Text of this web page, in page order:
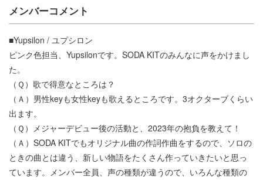
メンバーコメント
■Yupsilon / ユプシロン
ピンク色担当、Yupsilonです。SODA KITのみんなに声をかけまし
た。
（Ｑ）歌で得意なところは？
（Ａ）男性keyも女性keyも歌えるところです。3オクターブくらい
出ます。
（Ｑ）メジャーデビュー後の活動と、2023年の抱負を教えて！
（Ａ）SODA KITでもオリジナル曲の作詞作曲をするので、ソロの
ときの曲とは違う、新しい物語をたくさん作っていきたいと思っ
ています。メンバー全員、声の種類が違うので、いろんな種類の